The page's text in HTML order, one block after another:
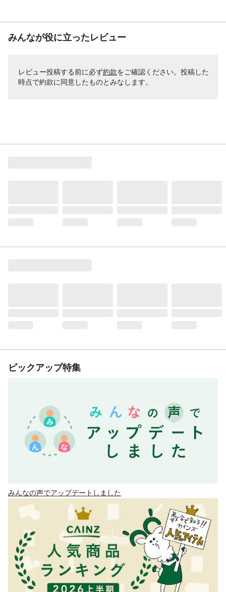
みんなが役に立ったレビュー
レビュー投稿する前に必ず約款をご確認ください。投稿した
時点で約款に同意したものとみなします。
ピックアップ特集
みんなの声でアップデートしました